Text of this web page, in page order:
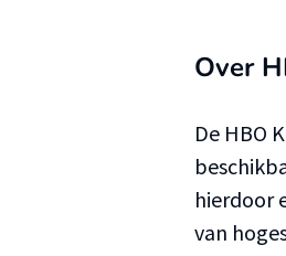
Over
De HBO
hierdoor
van